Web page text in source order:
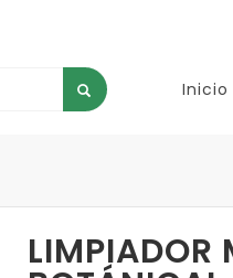
Inicio
LIMPIADOR